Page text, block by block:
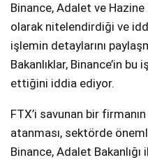
Binance, Adalet ve Hazine
olarak nitelendirdiği ve
işlemin detaylarını
Bakanlıklar, Binance’in
ettiğini iddia ediyor.
FTX’i savunan bir
atanması, sektörde
Binance, Adalet Bakanlığı